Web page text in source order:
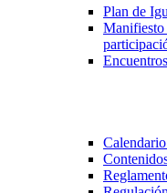
Plan de